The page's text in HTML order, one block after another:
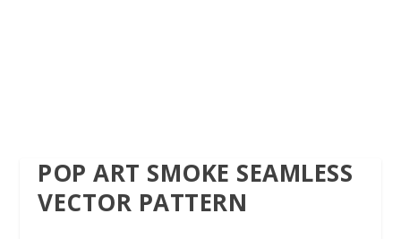
POP ART SMOKE SEAMLESS
VECTOR PATTERN